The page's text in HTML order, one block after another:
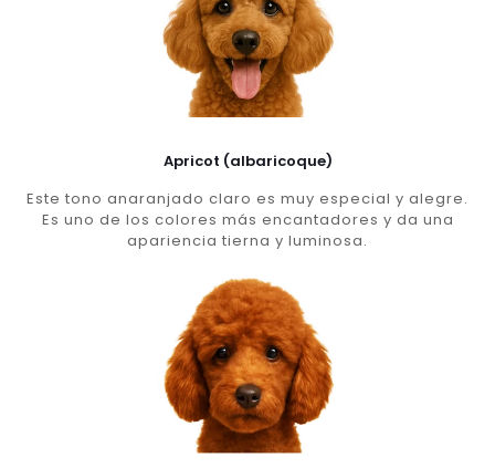
Apricot (albaricoque)
Este tono anaranjado claro es muy especial y alegre.
Es uno de los colores más encantadores y da una
apariencia tierna y luminosa.